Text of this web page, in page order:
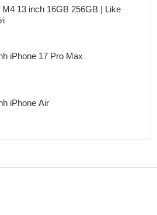
M4 13 inch 16GB 256GB | Like
iPhone 17 Pro Max
iPhone Air